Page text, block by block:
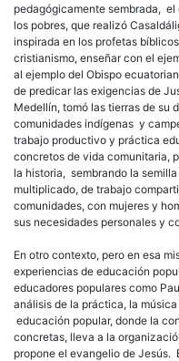
pedagógicamente sembrada,
los pobres, que realizó
inspirada en los profetas
cristianismo, enseñar con el
al ejemplo del Obispo
de predicar las exigencias de
Medellín, tomó las tierras de su
comunidades indígenas y
trabajo productivo y práctica
concretos de vida comunitaria,
la historia, sembrando la
multiplicado, de trabajo
comunidades, con mujeres y
sus necesidades personales y
En otro contexto, pero en esa
experiencias de educación
educadores populares como
análisis de la práctica, la
educación popular, donde la
concretas, lleva a la
propone el evangelio de Jesús.